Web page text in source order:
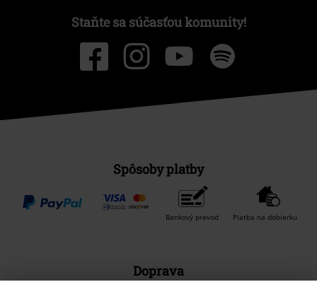
Staňte sa súčasťou komunity!
Spôsoby platby
Bankový prevod Platba na dobierku
Doprava